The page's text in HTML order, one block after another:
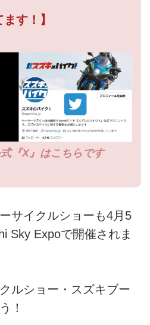
す！】
『X』はこちらです
サイクルショーも4月5
Sky Expoで開催されま
ルショー・スズキブー
！